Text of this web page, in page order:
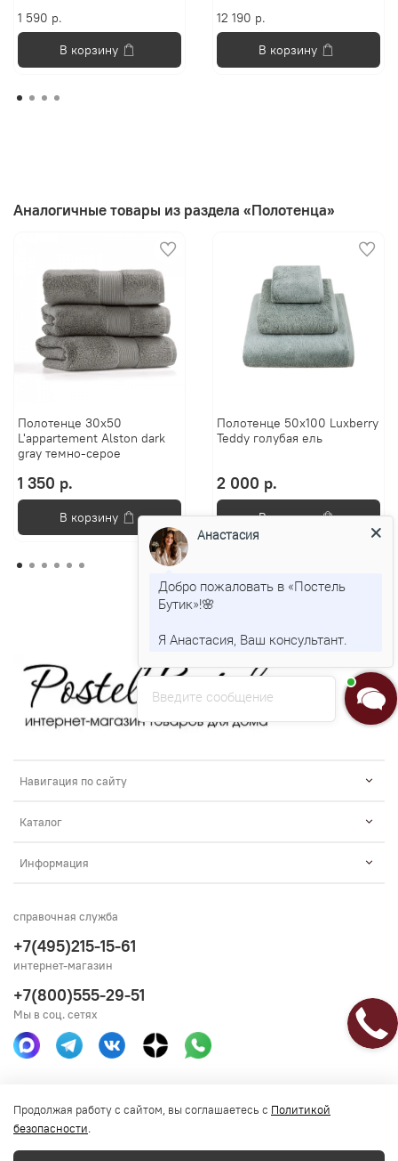
1 590 р.
В корзину
12 190 р.
В корзину
Аналогичные товары из раздела «Полотенца»
Полотенце 30х50
L'appartement Alston dark
gray темно-серое
1 350 р.
В корзину
Полотенце 50х100 Luxberry
Teddy голубая ель
2 000 р.
В корзину
Навигация по сайту
Каталог
Информация
Получить консультацию
справочная служба
+7(495)215-15-61
интернет-магазин
+7(800)555-29-51
Мы в соц. сетях
Продолжая работу с сайтом, вы соглашаетесь с Политикой
безопасности.
Введите сообщение
Анастасия
Добро пожаловать в «Постель
Бутик»!🌸
Я Анастасия, Ваш консультант.